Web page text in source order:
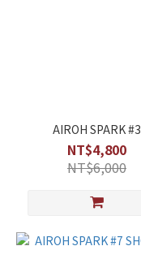
AIROH SPARK #3
NT$4,800
NT$6,000